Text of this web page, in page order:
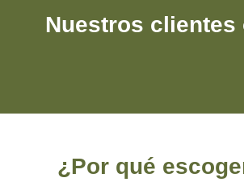
Nuestros clientes
¿Por qué